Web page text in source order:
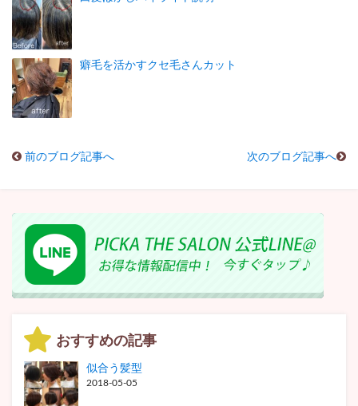
癖毛を活かすクセ毛さんカット
前のブログ記事へ 次のブログ記事へ
おすすめの記事
似合う髪型
2018-05-05